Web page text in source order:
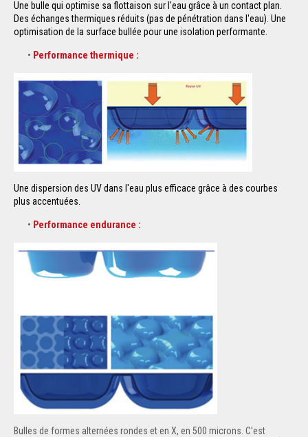
Une bulle qui optimise sa flottaison sur l'eau grâce à un contact plan.
Des échanges thermiques réduits (pas de pénétration dans l'eau). Une
optimisation de la surface bullée pour une isolation performante.
Performance thermique :
Une dispersion des UV dans l'eau plus efficace grâce à des courbes
plus accentuées.
Performance endurance :
Bulles de formes alternées rondes et en X, en 500 microns. C'est